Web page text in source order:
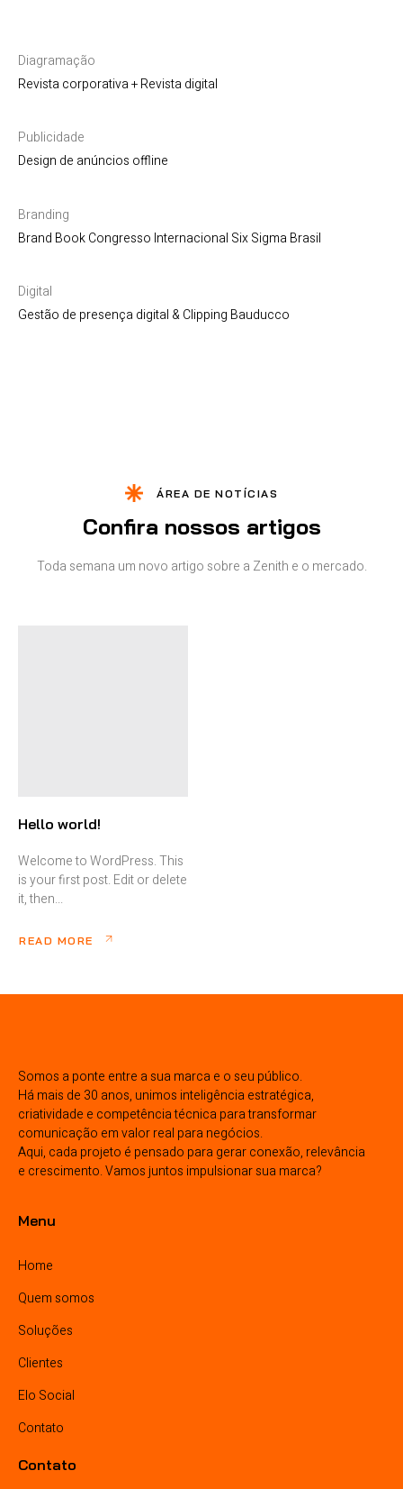
Diagramação
Revista corporativa + Revista digital
Publicidade
Design de anúncios offline
Branding
Brand Book Congresso Internacional Six Sigma Brasil
Digital
Gestão de presença digital & Clipping Bauducco
ÁREA DE NOTÍCIAS
Confira nossos artigos
Toda semana um novo artigo sobre a Zenith e o mercado.
Hello world!
Welcome to WordPress. This
is your first post. Edit or delete
it, then...
READ MORE
Somos a ponte entre a sua marca e o seu público.
Há mais de 30 anos, unimos inteligência estratégica,
criatividade e competência técnica para transformar
comunicação em valor real para negócios.
Aqui, cada projeto é pensado para gerar conexão, relevância
e crescimento. Vamos juntos impulsionar sua marca?
Menu
Home
Quem somos
Soluções
Clientes
Elo Social
Contato
Contato